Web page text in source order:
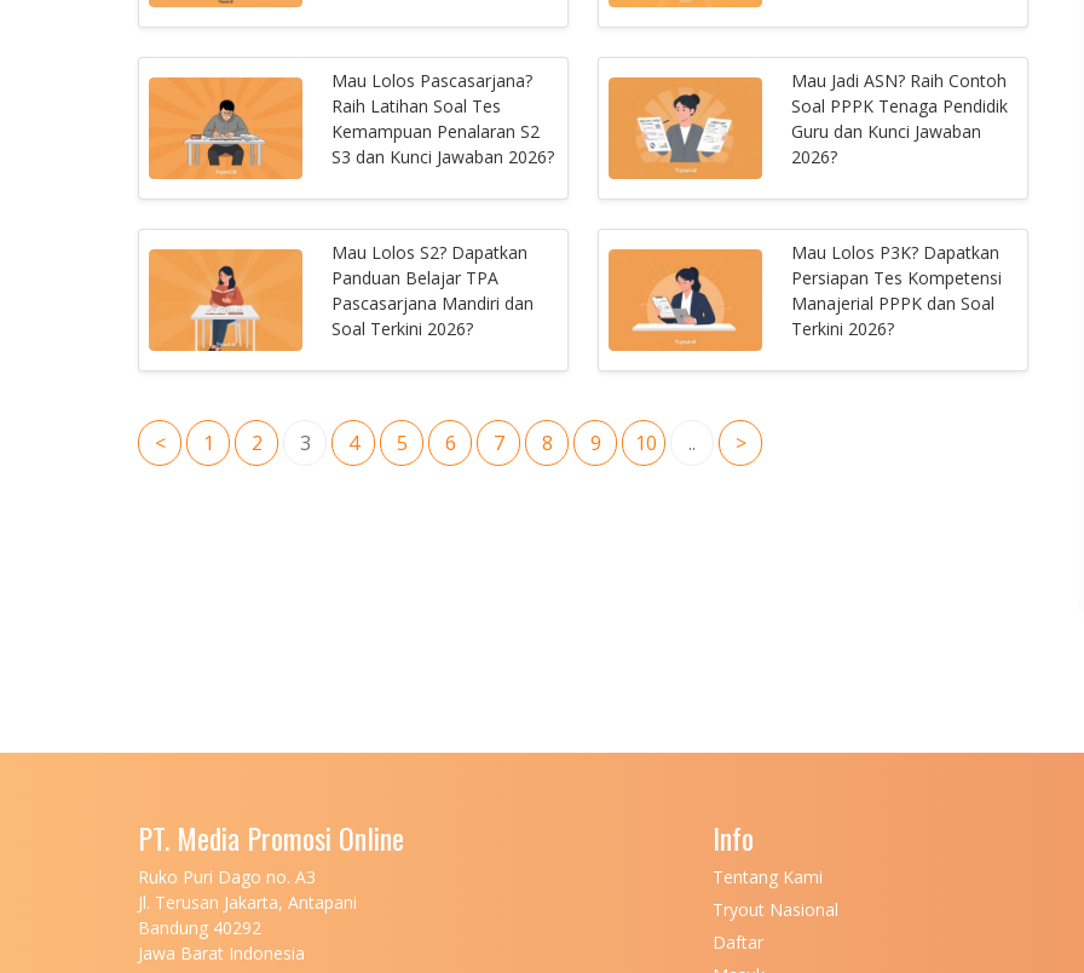
Mau Lolos Pascasarjana?
Raih Latihan Soal Tes
Kemampuan Penalaran S2
S3 dan Kunci Jawaban 2026?
Mau Jadi ASN? Raih Contoh
Soal PPPK Tenaga Pendidik
Guru dan Kunci Jawaban
2026?
Mau Lolos S2? Dapatkan
Panduan Belajar TPA
Pascasarjana Mandiri dan
Soal Terkini 2026?
Mau Lolos P3K? Dapatkan
Persiapan Tes Kompetensi
Manajerial PPPK dan Soal
Terkini 2026?
< 1 2 3 4 5 6 7 8 9 10 .. >
PT. Media Promosi Online
Ruko Puri Dago no. A3
Jl. Terusan Jakarta, Antapani
Bandung 40292
Jawa Barat Indonesia
Info
Tentang Kami
Tryout Nasional
Daftar